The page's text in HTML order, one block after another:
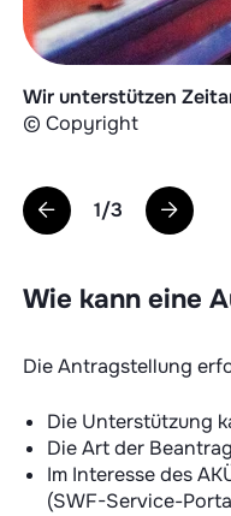
Wir unterstützen
© Copyright
1/3
Wie kann eine
Die Antragstellung
Die Unterstützung
Die Art der
Im Interesse des
(SWF-Service-